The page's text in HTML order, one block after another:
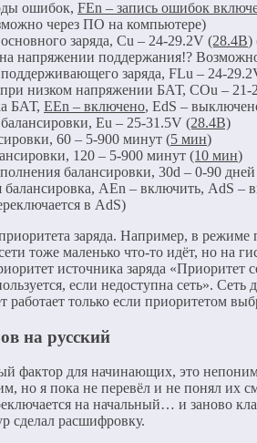
ошибок, FEn – запись ошибок
через ПО на компьютере)
заряда, Cu – 24-29.2V (28.4В)
на напряжении поддержания!?
заряда, FLu – 24-
низком напряжении БАТ, COu –
БАТ, EEn – включено, EdS –
Eu – 25-31.5V (28.4В)
60 – 5-900 минут (5 мин)
120 – 5-900 минут (10 мин)
балансировки, 30d – 0-90
балансировка, AEn – включить, AdS –
в AdS)
заряда. Например, в режиме
тоже маленько что-то идёт, но на
источника заряда «Приоритет
если недоступна сеть».
работает только если приоритетом
на русский
фактор для начинающих, это
но я пока не перевёл и не понял их
на начальный… и заново
сделал расшифровку.